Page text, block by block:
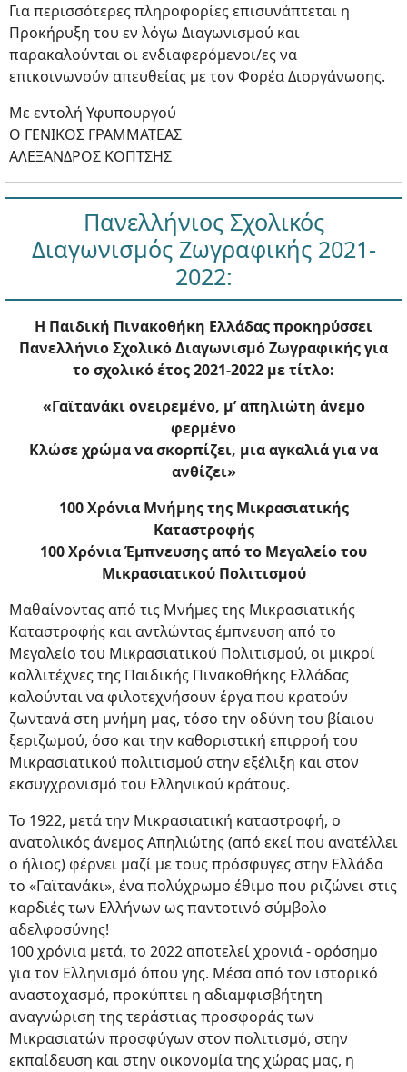
Για περισσότερες πληροφορίες επισυνάπτεται η
Προκήρυξη του εν λόγω Διαγωνισμού και
παρακαλούνται οι ενδιαφερόμενοι/ες να
επικοινωνούν απευθείας με τον Φορέα Διοργάνωσης.
Με εντολή Υφυπουργού
O ΓΕΝΙΚΟΣ ΓΡΑΜΜΑΤΕΑΣ
ΑΛΕΞΑΝΔΡΟΣ ΚΟΠΤΣΗΣ
Πανελλήνιος Σχολικός
Διαγωνισμός Ζωγραφικής 2021-
2022:
Η Παιδική Πινακοθήκη Ελλάδας προκηρύσσει
Πανελλήνιο Σχολικό Διαγωνισμό Ζωγραφικής για
το σχολικό έτος 2021-2022 με τίτλο:
«Γαϊτανάκι ονειρεμένο, μ’ απηλιώτη άνεμο
φερμένο
Κλώσε χρώμα να σκορπίζει, μια αγκαλιά για να
ανθίζει»
100 Χρόνια Μνήμης της Μικρασιατικής
Καταστροφής
100 Χρόνια Έμπνευσης από το Μεγαλείο του
Μικρασιατικού Πολιτισμού
Μαθαίνοντας από τις Μνήμες της Μικρασιατικής
Καταστροφής και αντλώντας έμπνευση από το
Μεγαλείο του Μικρασιατικού Πολιτισμού, οι μικροί
καλλιτέχνες της Παιδικής Πινακοθήκης Ελλάδας
καλούνται να φιλοτεχνήσουν έργα που κρατούν
ζωντανά στη μνήμη μας, τόσο την οδύνη του βίαιου
ξεριζωμού, όσο και την καθοριστική επιρροή του
Μικρασιατικού πολιτισμού στην εξέλιξη και στον
εκσυγχρονισμό του Ελληνικού κράτους.
Το 1922, μετά την Μικρασιατική καταστροφή, ο
ανατολικός άνεμος Απηλιώτης (από εκεί που ανατέλλει
ο ήλιος) φέρνει μαζί με τους πρόσφυγες στην Ελλάδα
το «Γαϊτανάκι», ένα πολύχρωμο έθιμο που ριζώνει στις
καρδιές των Ελλήνων ως παντοτινό σύμβολο
αδελφοσύνης!
100 χρόνια μετά, το 2022 αποτελεί χρονιά - ορόσημο
για τον Ελληνισμό όπου γης. Μέσα από τον ιστορικό
αναστοχασμό, προκύπτει η αδιαμφισβήτητη
αναγνώριση της τεράστιας προσφοράς των
Μικρασιατών προσφύγων στον πολιτισμό, στην
εκπαίδευση και στην οικονομία της χώρας μας, η